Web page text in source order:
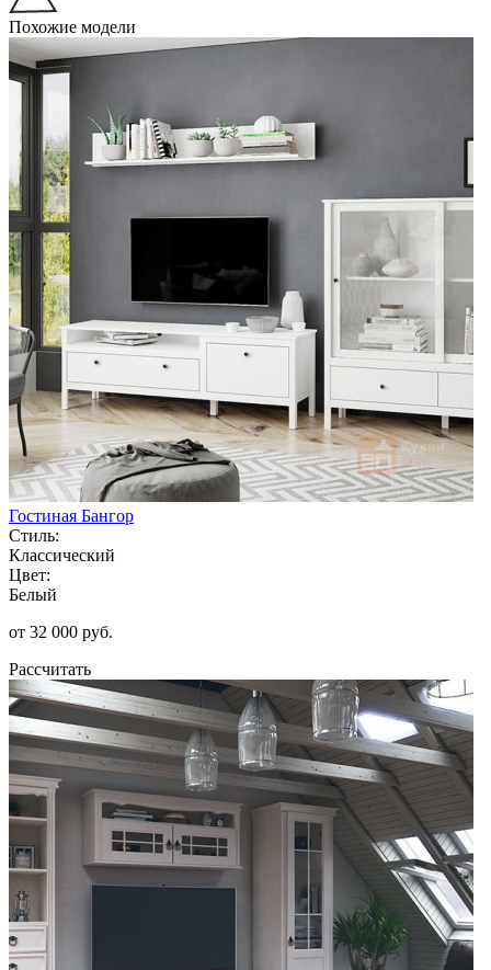
Похожие модели
Гостиная Бангор
Стиль:
Классический
Цвет:
Белый
от 32 000 руб.
Рассчитать